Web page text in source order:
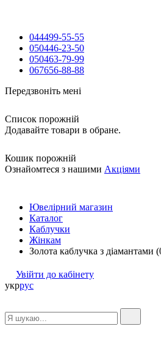
044499-55-55
050446-23-50
050463-79-99
067656-88-88
Передзвоніть мені
Список порожній
Додавайте товари в обране.
Кошик порожній
Ознайомтеся з нашими Акціями
Ювелірний магазин
Каталог
Каблучки
Жінкам
Золота каблучка з діамантами
Увійти до кабінету
укррус